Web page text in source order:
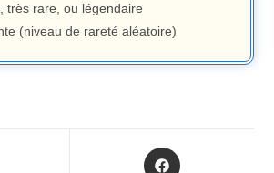
très rare, ou légendaire
(niveau de rareté aléatoire)